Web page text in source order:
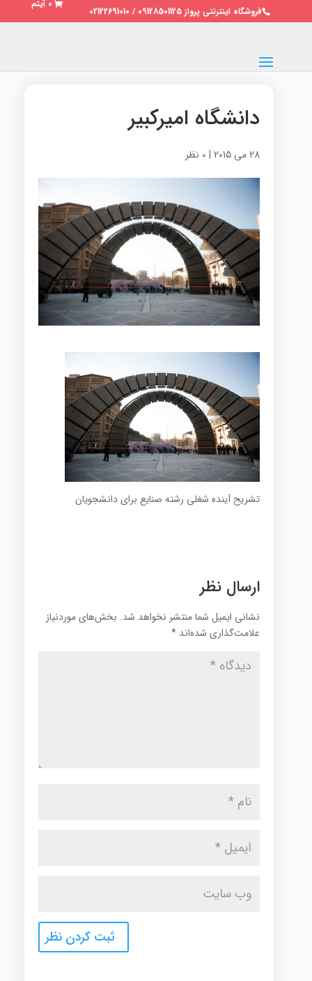
فروشگاه اینترنتی پرواز 09128501125 / 02122691010
0 آیتم
دانشگاه امیرکبیر
28 می 2015 | 0 نظر
تشریح آینده شغلی رشته صنایع برای دانشجویان
ارسال نظر
نشانی ایمیل شما منتشر نخواهد شد. بخش‌های موردنیاز
علامت‌گذاری شده‌اند *